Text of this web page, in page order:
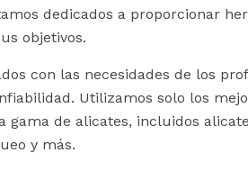
dedicados a proporcionar
objetivos.
con las necesidades de los
Utilizamos solo los
de alicates, incluidos
y más.